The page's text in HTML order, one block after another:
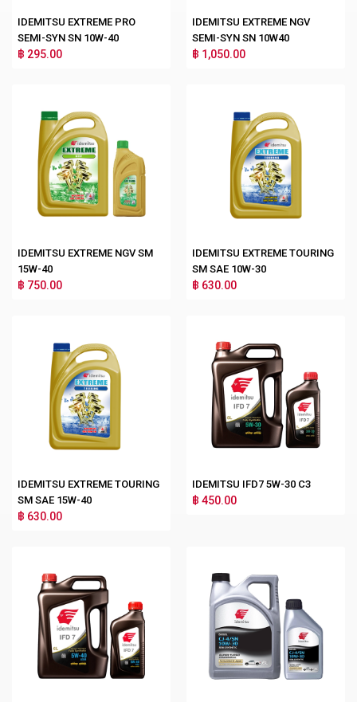
IDEMITSU EXTREME PRO
SEMI-SYN SN 10W-40
฿ 295.00
IDEMITSU EXTREME NGV
SEMI-SYN SN 10W40
฿ 1,050.00
IDEMITSU EXTREME NGV SM
15W-40
฿ 750.00
IDEMITSU EXTREME TOURING
SM SAE 10W-30
฿ 630.00
IDEMITSU EXTREME TOURING
SM SAE 15W-40
฿ 630.00
IDEMITSU IFD7 5W-30 C3
฿ 450.00